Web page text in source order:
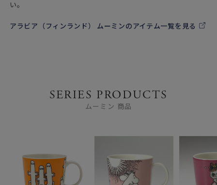
ど、北欧（北部ヨーロッパ）で広くみられる北欧雑貨を中心
電子レンジ・オーブン・食器洗い乾燥機・フリーザーでの使
用OKです。（直火にはご使用いただけません。）
い。
アラビア（フィンランド） ムーミンのアイテム一覧を見る
SERIES PRODUCTS
ムーミン 商品